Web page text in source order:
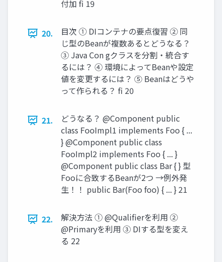
付加 fi 19
20.
目次 ① DIコンテナの要点復習 ② 同
じ型のBeanが複数あるとどうなる？
③ Java Con gクラスを分割・統合す
るには？ ④ 環境によってBeanや設定
値を変更するには？ ⑤ Beanはどうや
って作られる？ fi 20
21.
どうなる？ @Component public
class FooImpl1 implements Foo { ...
} @Component public class
FooImpl2 implements Foo { ... }
@Component public class Bar { } 型
Fooに合致するBeanが2つ →例外発
生！！ public Bar(Foo foo) { ... } 21
22.
解決方法 ① @Qualifierを利用 ②
@Primaryを利用 ③ DIする型を変え
る 22